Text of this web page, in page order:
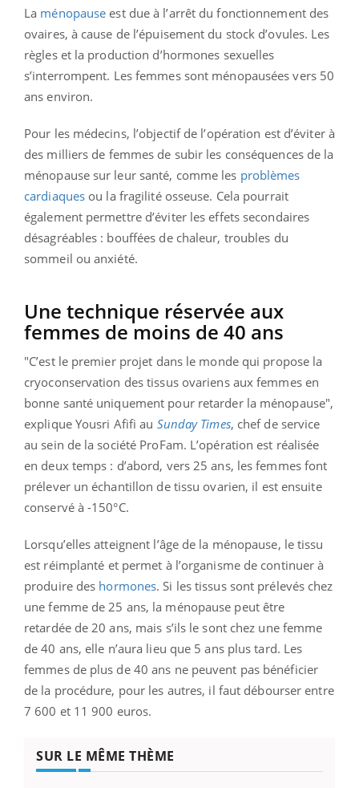
La ménopause est due à l’arrêt du fonctionnement des
ovaires, à cause de l’épuisement du stock d’ovules. Les
règles et la production d’hormones sexuelles
s’interrompent. Les femmes sont ménopausées vers 50
ans environ.
Pour les médecins, l’objectif de l’opération est d’éviter à
des milliers de femmes de subir les conséquences de la
ménopause sur leur santé, comme les problèmes
cardiaques ou la fragilité osseuse. Cela pourrait
également permettre d’éviter les effets secondaires
désagréables : bouffées de chaleur, troubles du
sommeil ou anxiété.
Une technique réservée aux
femmes de moins de 40 ans
"C’est le premier projet dans le monde qui propose la
cryoconservation des tissus ovariens aux femmes en
bonne santé uniquement pour retarder la ménopause",
explique Yousri Afifi au Sunday Times, chef de service
au sein de la société ProFam. L’opération est réalisée
en deux temps : d’abord, vers 25 ans, les femmes font
prélever un échantillon de tissu ovarien, il est ensuite
conservé à -150°C.
Lorsqu’elles atteignent l’âge de la ménopause, le tissu
est réimplanté et permet à l’organisme de continuer à
produire des hormones. Si les tissus sont prélevés chez
une femme de 25 ans, la ménopause peut être
retardée de 20 ans, mais s’ils le sont chez une femme
de 40 ans, elle n’aura lieu que 5 ans plus tard. Les
femmes de plus de 40 ans ne peuvent pas bénéficier
de la procédure, pour les autres, il faut débourser entre
7 600 et 11 900 euros.
SUR LE MÊME THÈME